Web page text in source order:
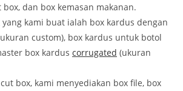
dan box kemasan makanan.
kami buat ialah box kardus dengan
custom), box kardus untuk botol
box kardus corrugated (ukuran
box, kami menyediakan box file, box